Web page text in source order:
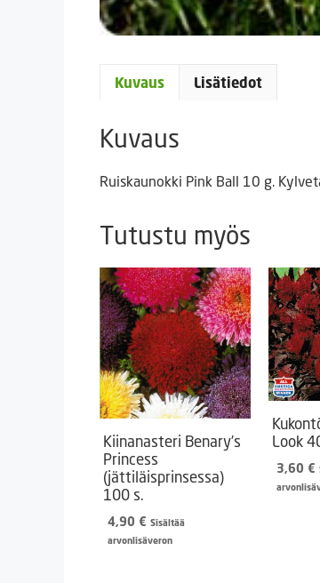
Kuvaus Lisätiedot
Kuvaus
Ruiskaunokki Pink Ball 10 g.
Tutustu myös
Kiinanasteri Benary’s
Princess
(jättiläisprinsessa)
100 s.
4,90 € Sisältää
arvonlisäveron
Look
3,60 €